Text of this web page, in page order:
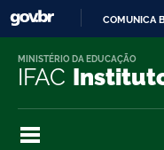
COMUNICA
IFAC
MINISTÉRIO DA EDUCAÇÃO